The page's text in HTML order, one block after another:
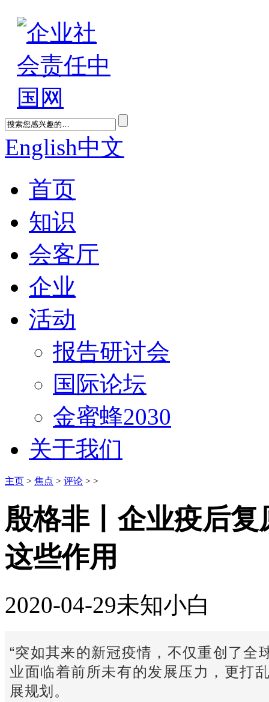
English中文
首页
知识
会客厅
企业
活动
报告研讨会
国际论坛
金蜜蜂2030
关于我们
主页 > 焦点 > 评论 > >
殷格非丨企业疫后
这些作用
2020-04-29未知小白
“突如其来的新冠疫情，不仅重创了全
业面临着前所未有的发展压力，更打
展规划。